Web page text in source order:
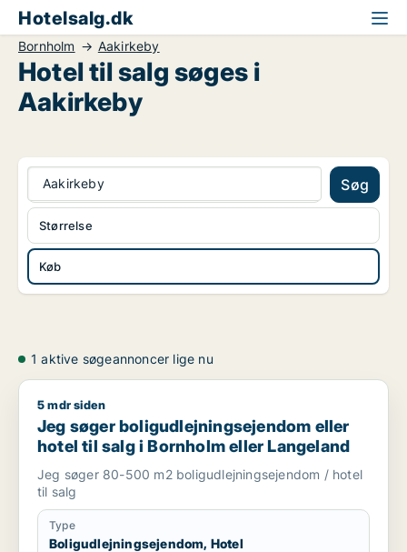
Hotelsalg.dk
Bornholm Aakirkeby
Hotel til salg søges i
Aakirkeby
Aakirkeby Søg
Køb
Størrelse
1 aktive søgeannoncer lige nu
Jeg søger boligudlejningsejendom eller hotel til salg i
5 mdr siden
Jeg søger boligudlejningsejendom eller
hotel til salg i Bornholm eller Langeland
Jeg søger 80-500 m2 boligudlejningsejendom / hotel
til salg
Type
Boligudlejningsejendom, Hotel